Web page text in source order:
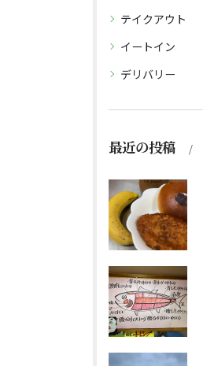
テイクアウト
イートイン
デリバリー
最近の投稿